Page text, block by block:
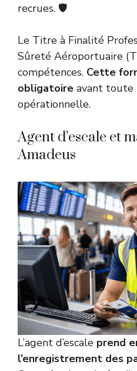
recrues. 🛡️
Le Titre à Finalité
Sûreté Aéroportuaire
compétences. Cette
obligatoire avant toute
opérationnelle.
Agent d’escale et
Amadeus
L’agent d’escale prend
l’enregistrement des